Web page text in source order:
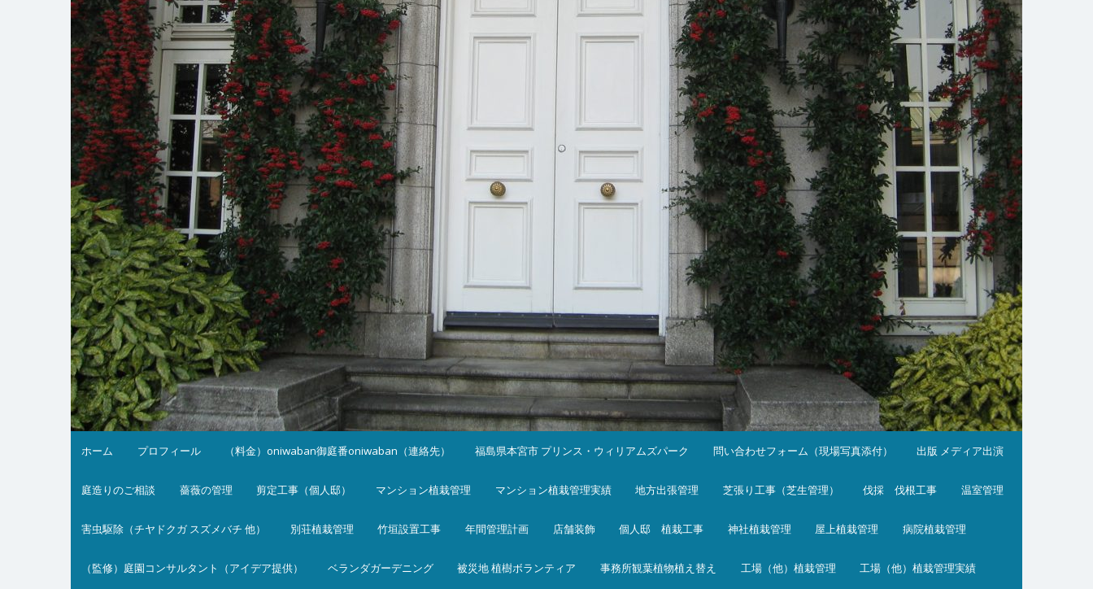
ホーム プロフィール （料金）oniwaban御庭番oniwaban（連絡先） 福島県本宮市 プリンス・ウィリアムズパーク 問い合わせフォーム（現場写真添付） 出版 メディア出演
庭造りのご相談 薔薇の管理 剪定工事（個人邸） マンション植栽管理 マンション植栽管理実績 地方出張管理 芝張り工事（芝生管理） 伐採 伐根工事 温室管理
害虫駆除（チヤドクガ スズメバチ 他） 別荘植栽管理 竹垣設置工事 年間管理計画 店舗装飾 個人邸 植栽工事 神社植栽管理 屋上植栽管理 病院植栽管理
（監修）庭園コンサルタント（アイデア提供） ベランダガーデニング 被災地 植樹ボランティア 事務所観葉植物植え替え 工場（他）植栽管理 工場（他）植栽管理実績